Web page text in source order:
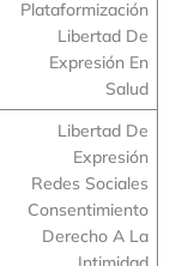
Plataformización
Libertad De
Expresión En
Salud
Libertad De
Expresión
Redes Sociales
Consentimiento
Derecho A La
Intimidad